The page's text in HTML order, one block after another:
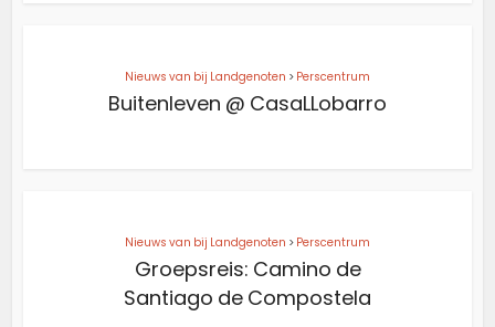
Nieuws van bij Landgenoten > Perscentrum
Buitenleven @ CasaLLobarro
Nieuws van bij Landgenoten > Perscentrum
Groepsreis: Camino de
Santiago de Compostela